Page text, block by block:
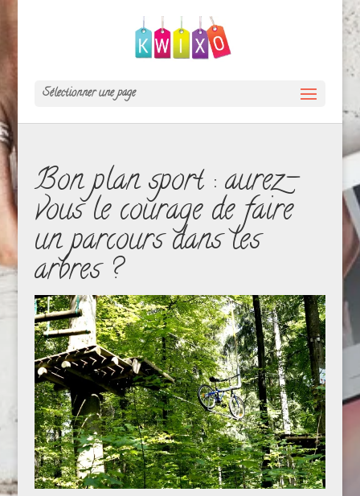
Sélectionner une page
Bon plan sport : aurez-
vous le courage de faire
un parcours dans les
arbres ?